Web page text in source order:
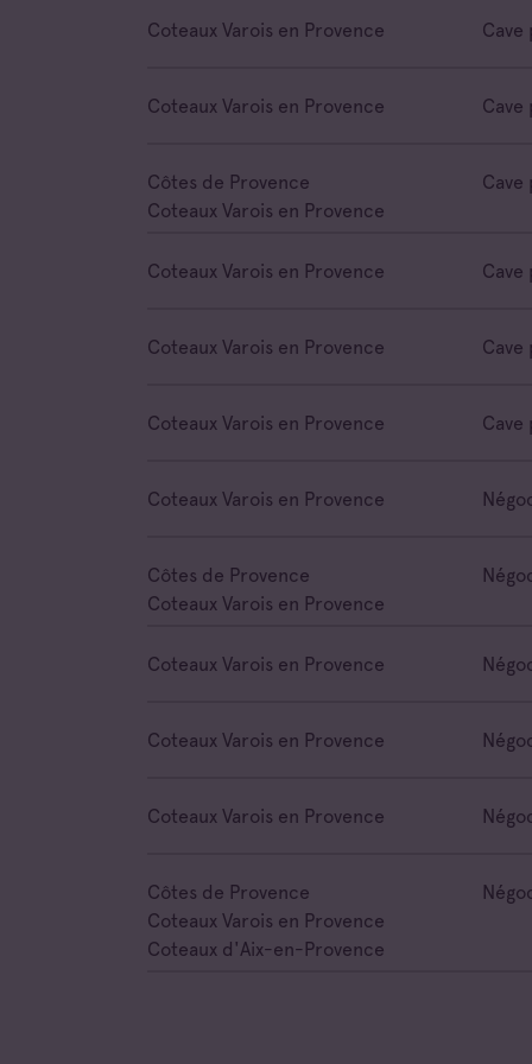
Coteaux Varois en Provence
Coteaux Varois en Provence
Côtes de Provence
Coteaux Varois en Provence
Coteaux Varois en Provence
Coteaux Varois en Provence
Coteaux Varois en Provence
Coteaux Varois en Provence
Côtes de Provence
Coteaux Varois en Provence
Coteaux Varois en Provence
Coteaux Varois en Provence
Coteaux Varois en Provence
Côtes de Provence
Coteaux Varois en Provence
Coteaux d'Aix-en-Provence